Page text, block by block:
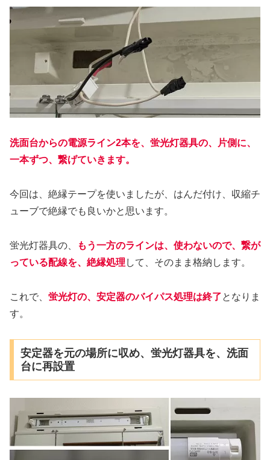
洗面台からの電源ライン2本を、蛍光灯器具の、片側に、
一本ずつ、繋げていきます。
今回は、絶縁テープを使いましたが、はんだ付け、収縮チ
ューブで絶縁でも良いかと思います。
蛍光灯器具の、
もう一方のラインは、使わないので、繋が
っている配線を、絶縁処理 して、そのまま格納します。
これで、 蛍光灯の、安定器のバイパス処理は終了となりま
す。
安定器を元の場所に収め、蛍光灯器具を、洗面
台に再設置